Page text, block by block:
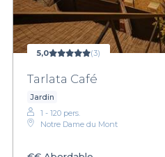
5,0 (3)
Tarlata Café
Jardin
1 - 120 pers.
Notre Dame du Mont